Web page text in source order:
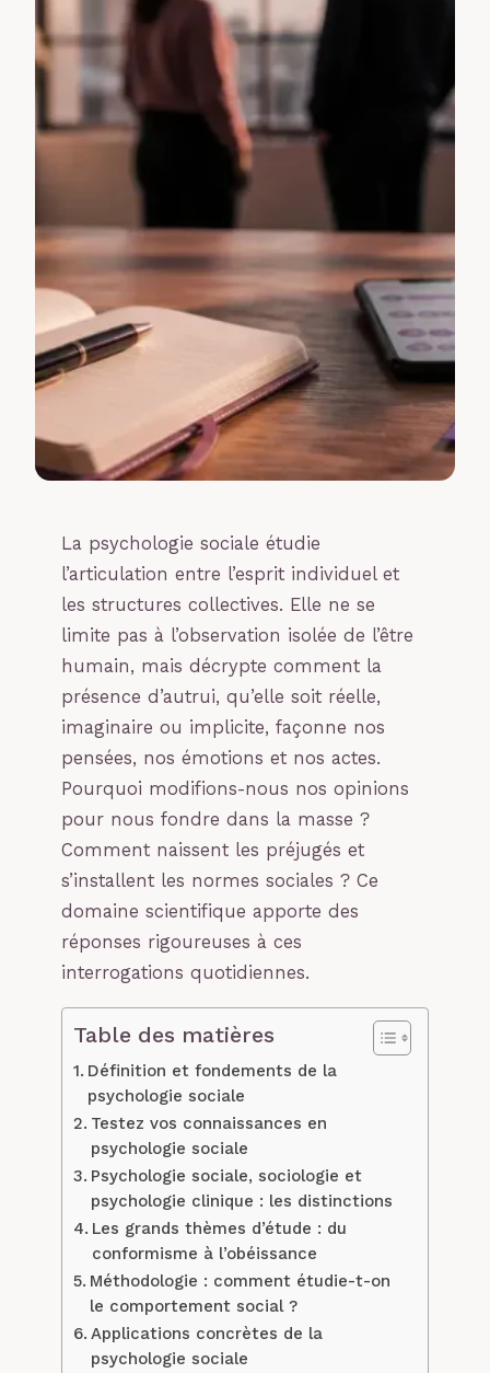
La psychologie sociale étudie
l’articulation entre l’esprit individuel et
les structures collectives. Elle ne se
limite pas à l’observation isolée de l’être
humain, mais décrypte comment la
présence d’autrui, qu’elle soit réelle,
imaginaire ou implicite, façonne nos
pensées, nos émotions et nos actes.
Pourquoi modifions-nous nos opinions
pour nous fondre dans la masse ?
Comment naissent les préjugés et
s’installent les normes sociales ? Ce
domaine scientifique apporte des
réponses rigoureuses à ces
interrogations quotidiennes.
Table des matières
Définition et fondements de la
psychologie sociale
Testez vos connaissances en
psychologie sociale
Psychologie sociale, sociologie et
psychologie clinique : les distinctions
Les grands thèmes d’étude : du
conformisme à l’obéissance
Méthodologie : comment étudie-t-on
le comportement social ?
Applications concrètes de la
psychologie sociale